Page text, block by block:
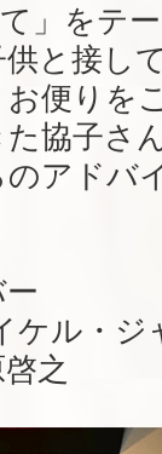
」をテ
と接し
便りを
協子さ
アドバ
ケル・ジ
之